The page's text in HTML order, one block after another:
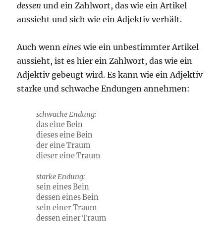
dessen und ein Zahlwort, das wie ein Artikel
aussieht und sich wie ein Adjektiv verhält.
Auch wenneines wie ein unbestimmter Artikel
aussieht, ist es hier ein Zahlwort, das wie ein
Adjektiv gebeugt wird. Es kann wie ein Adjektiv
starke und schwache Endungen annehmen:
schwache Endung:
das eineBein
dieses eineBein
der eineTraum
dieser eineTraum
starke Endung:
sein einesBein
dessen einesBein
sein einerTraum
dessen einerTraum